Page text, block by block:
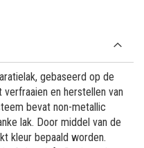
gebaseerd op de
en herstellen van
bevat non-metallic
lak. Door middel van de
kleur bepaald worden.